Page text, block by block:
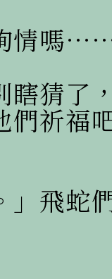
嗎……
猜了，
們祈福
飛蛇